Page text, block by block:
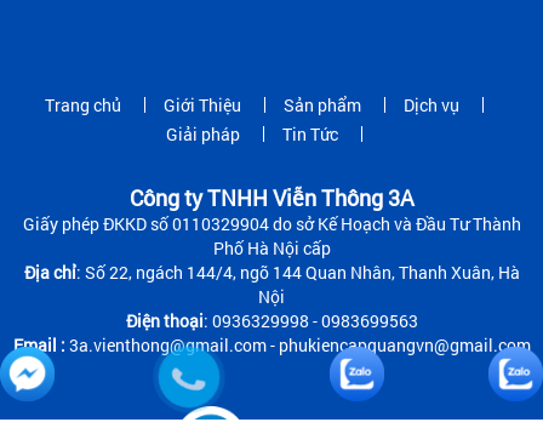
Trang chủ Giới Thiệu Sản phẩm
Dịch vụ
Giải pháp
Tin Tức
Công ty TNHH Viễn Thông 3A
Giấy phép ĐKKD số 0110329904 do sở Kế Hoạch và Đầu Tư Thành
Phố Hà Nội cấp
Địa chỉ: Số 22, ngách 144/4, ngõ 144 Quan Nhân, Thanh Xuân, Hà
Nội
Điện thoại: 0936329998 - 0983699563
Email : 3a.vienthong@gmail.com - phukiencapquangvn@gmail.com